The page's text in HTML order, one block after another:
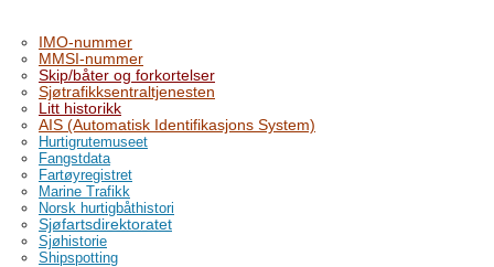
IMO-nummer
MMSI-nummer
Skip/båter og forkortelser
Sjøtrafikksentraltjenesten
Litt historikk
AIS (Automatisk Identifikasjons System)
Hurtigrutemuseet
Fangstdata
Fartøyregistret
Marine Trafikk
Norsk hurtigbåthistori
Sjøfartsdirektoratet
Sjøhistorie
Shipspotting